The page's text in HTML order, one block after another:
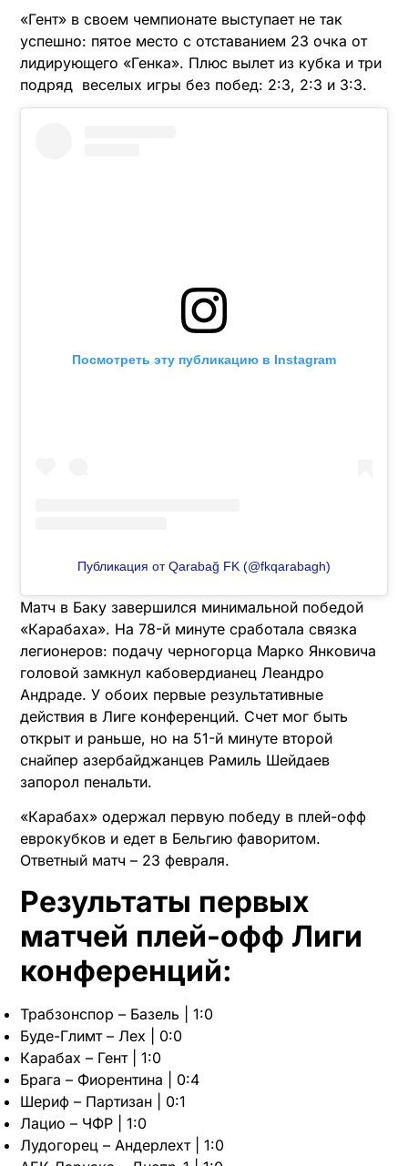
«Гент» в своем чемпионате выступает не так
успешно: пятое место с отставанием 23 очка от
лидирующего «Генка». Плюс вылет из кубка и три
подряд веселых игры без побед: 2:3, 2:3 и 3:3.
Посмотреть эту публикацию в Instagram
Публикация от Qarabağ FK (@fkqarabagh)
Матч в Баку завершился минимальной победой
«Карабаха». На 78-й минуте сработала связка
легионеров: подачу черногорца Марко Янковича
головой замкнул кабовердианец Леандро
Андраде. У обоих первые результативные
действия в Лиге конференций. Счет мог быть
открыт и раньше, но на 51-й минуте второй
снайпер азербайджанцев Рамиль Шейдаев
запорол пенальти.
«Карабах» одержал первую победу в плей-офф
еврокубков и едет в Бельгию фаворитом.
Ответный матч – 23 февраля.
Результаты первых
матчей плей-офф Лиги
конференций:
Трабзонспор – Базель | 1:0
Буде-Глимт – Лех | 0:0
Карабах – Гент | 1:0
Брага – Фиорентина | 0:4
Шериф – Партизан | 0:1
Лацио – ЧФР | 1:0
Лудогорец – Андерлехт | 1:0